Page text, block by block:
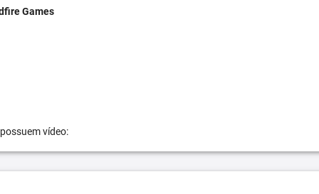
Games
vídeo: